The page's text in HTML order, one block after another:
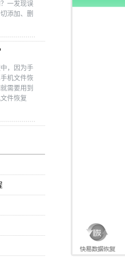
一发现误
添加、删
，因为手
机文件恢
需要用到
件恢复